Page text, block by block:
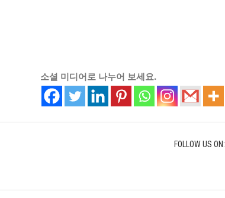
소셜 미디어로 나누어 보세요.
FOLLOW US ON: